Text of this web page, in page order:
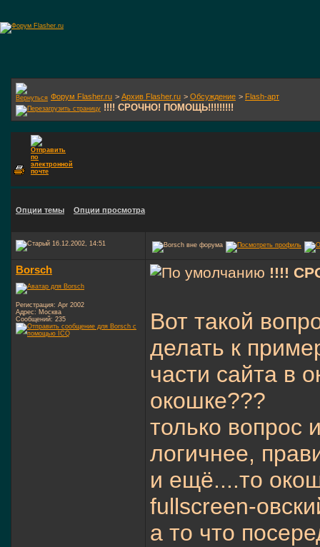
Форум Flasher.ru > Архив Flasher.ru > Обсуждение > Flash-арт
!!!! СРОЧНО! ПОМОЩЬ!!!!!!!!!
Опции темы Опции просмотра
16.12.2002, 14:51
Borsch
Регистрация: Apr 2002
Адрес: Москва
Сообщений: 235
!!!!
Вот такой
делать к
части сайта в
окошке???
только вопрос
логичнее,
и ещё....то
fullscreen-
а то что